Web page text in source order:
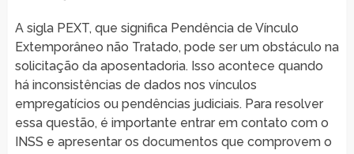
A sigla PEXT, que significa Pendência de Vínculo
Extemporâneo não Tratado, pode ser um obstáculo na
solicitação da aposentadoria. Isso acontece quando
há inconsistências de dados nos vínculos
empregatícios ou pendências judiciais. Para resolver
essa questão, é importante entrar em contato com o
INSS e apresentar os documentos que comprovem o